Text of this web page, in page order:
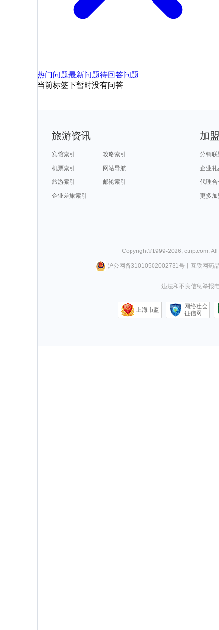
热门问题最新问题待回答问题
当前标签下暂时没有问答
旅游资讯
宾馆索引
攻略索引
机票索引
网站导航
旅游索引
邮轮索引
企业差旅索引
加
分销联
企业礼
代理合
更多加
Copyright©1999-2026, ctrip.com.
沪公网备31010502002731号丨 互联网药
违法和不良信息举报
上海市监
网络社会
征信网